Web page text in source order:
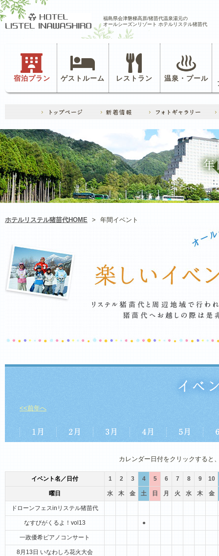
福島県会津磐梯高原/猪苗代温泉湯元の
オールシーズンリゾート ホテルリステル猪苗代
宿泊プラン ゲストルーム レストラン 温泉・プール
ホテルリステル猪苗代HOME > 年間イベント
<<前年へ
カレンダー日付をクリックすると
イベント名／日付 1 2 3 4 5 6 7 8 9 10
曜日 水 木 金 土 日 月 火 水 木 金
ドローンフェスinリステル猪苗代
なすびがくるよ！vol13 ●
一政優希ピアノコンサート
8月13日 いなわしろ花火大会